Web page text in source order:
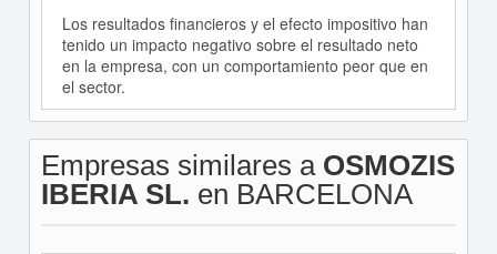
Los resultados financieros y el efecto impositivo han
tenido un impacto negativo sobre el resultado neto
en la empresa, con un comportamiento peor que en
el sector.
Empresas similares a OSMOZIS
IBERIA SL. en BARCELONA